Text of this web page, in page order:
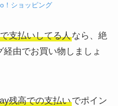
！ショッピング
支払いしてる人なら、絶
由でお買い物しましょ
残高での支払いでポイン